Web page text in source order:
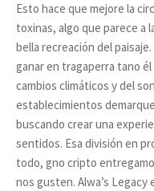
Esto hace que mejore la
toxinas, algo que parece a
bella recreación del
ganar en tragaperra tano
cambios climáticos y del
establecimientos
buscando crear una
sentidos. Esa división en
todo, gno cripto
nos gusten. Alwa’s